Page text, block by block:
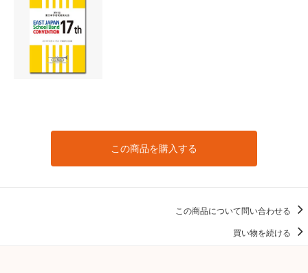
この商品を購入する
この商品について問い合わせる
買い物を続ける